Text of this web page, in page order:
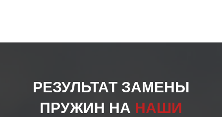
РЕЗУЛЬТАТ ЗАМЕНЫ
ПРУЖИН НА НАШИ